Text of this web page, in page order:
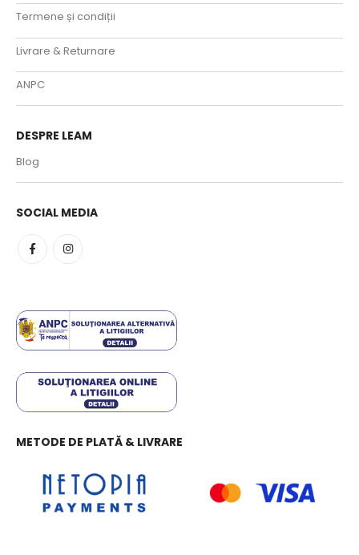
Termene și condiții
Livrare & Returnare
ANPC
DESPRE LEAM
Blog
SOCIAL MEDIA
METODE DE PLATĂ & LIVRARE